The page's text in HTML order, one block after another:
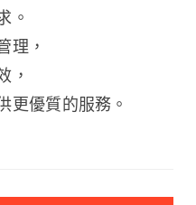
。
理，
，
更優質的服務。